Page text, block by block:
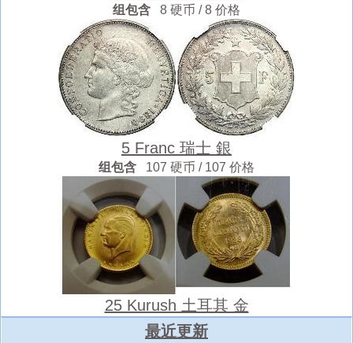
组包含 8 硬币 / 8 价格
5 Franc 瑞士 銀
组包含 107 硬币 / 107 价格
25 Kurush 土耳其 金
最近更新